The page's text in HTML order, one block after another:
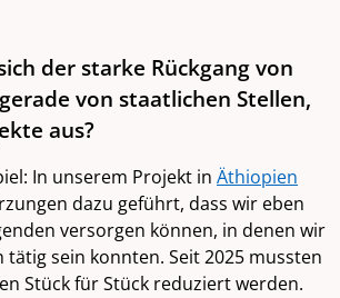
der starke Rückgang von
von staatlichen Stellen,
aus?
In unserem Projekt in Äthiopien
dazu geführt, dass wir eben
versorgen können, in denen wir
tätig sein konnten. Seit 2025 mussten
Stück für Stück reduziert werden.